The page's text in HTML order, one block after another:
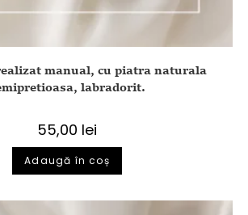
manual, cu piatra naturala
labradorit.
55,00 lei
Adaugă în coș